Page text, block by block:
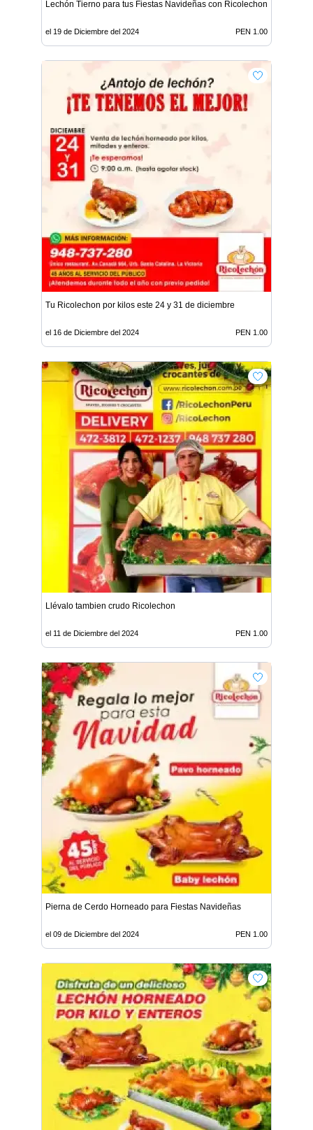
Lechón Tierno para tus Fiestas Navideñas con Ricolechon
el 19 de Diciembre del 2024 PEN 1.00
Tu Ricolechon por kilos este 24 y 31 de diciembre
el 16 de Diciembre del 2024 PEN 1.00
Llévalo tambien crudo Ricolechon
el 11 de Diciembre del 2024 PEN 1.00
Pierna de Cerdo Horneado para Fiestas Navideñas
el 09 de Diciembre del 2024 PEN 1.00